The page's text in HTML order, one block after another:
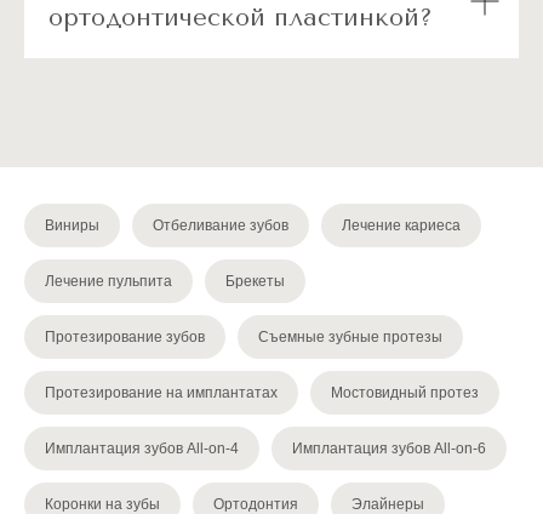
ортодонтической пластинкой?
Виниры Отбеливание зубов Лечение кариеса
Лечение пульпита Брекеты
Протезирование зубов Съемные зубные протезы
Протезирование на имплантатах Мостовидный протез
Имплантация зубов All-on-4 Имплантация зубов All-on-6
Коронки на зубы Ортодонтия Элайнеры